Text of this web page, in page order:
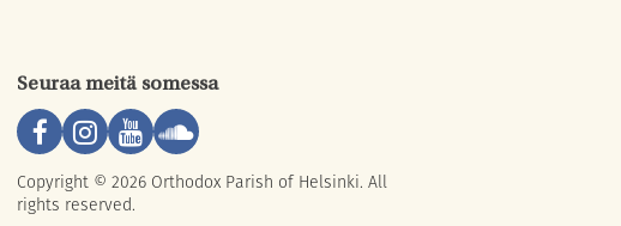
Seuraa meitä somessa
Copyright © 2026 Orthodox Parish of Helsinki. All
rights reserved.